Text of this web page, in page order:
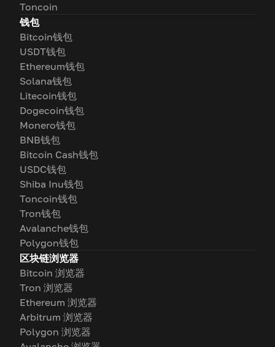
Toncoin
钱包
Bitcoin钱包
USDT钱包
Ethereum钱包
Solana钱包
Litecoin钱包
Dogecoin钱包
Monero钱包
BNB钱包
Bitcoin Cash钱包
USDC钱包
Shiba Inu钱包
Toncoin钱包
Tron钱包
Avalanche钱包
Polygon钱包
区块链浏览器
Bitcoin 浏览器
Tron 浏览器
Ethereum 浏览器
Arbitrum 浏览器
Polygon 浏览器